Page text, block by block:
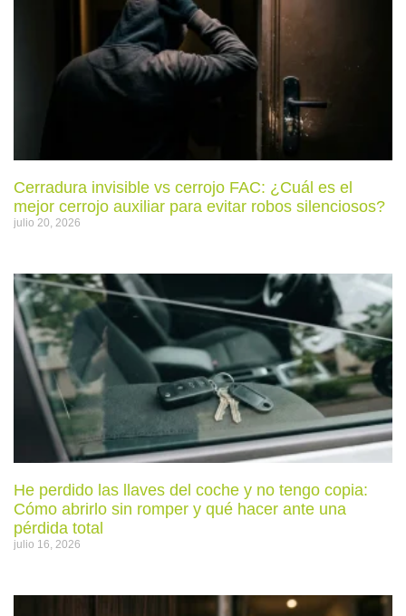
Cerradura invisible vs cerrojo FAC: ¿Cuál es el
mejor cerrojo auxiliar para evitar robos silenciosos?
julio 20, 2026
He perdido las llaves del coche y no tengo copia:
Cómo abrirlo sin romper y qué hacer ante una
pérdida total
julio 16, 2026